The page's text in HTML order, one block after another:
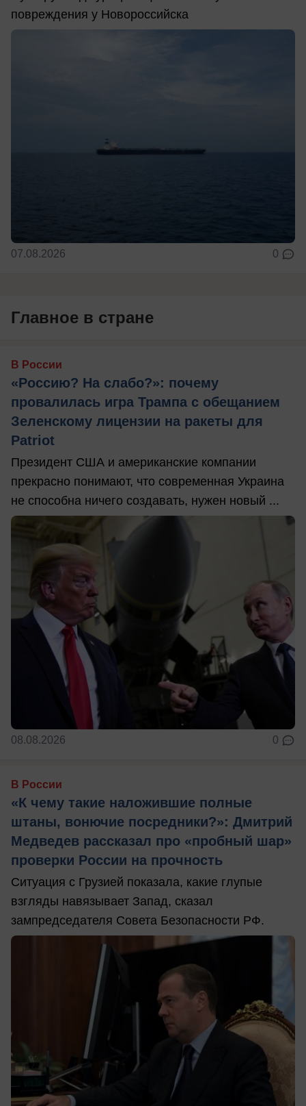
повреждения у Новороссийска
07.08.2026 0
Главное в стране
В России
«Россию? На слабо?»: почему
провалилась игра Трампа с обещанием
Зеленскому лицензии на ракеты для
Patriot
Президент США и американские компании
прекрасно понимают, что современная Украина
не способна ничего создавать, нужен новый ...
08.08.2026 0
В России
«К чему такие наложившие полные
штаны, вонючие посредники?»: Дмитрий
Медведев рассказал про «пробный шар»
проверки России на прочность
Ситуация с Грузией показала, какие глупые
взгляды навязывает Запад, сказал
зампредседателя Совета Безопасности РФ.